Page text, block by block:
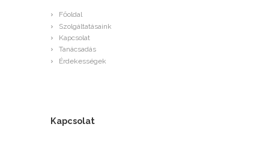
Főoldal
Szolgáltatásaink
Kapcsolat
Tanácsadás
Érdekességek
Kapcsolat